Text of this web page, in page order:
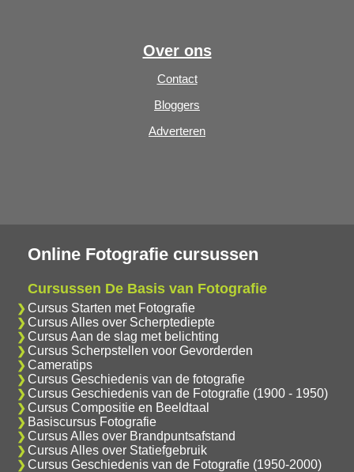
Over ons
Contact
Bloggers
Adverteren
Online Fotografie cursussen
Cursussen De Basis van Fotografie
Cursus Starten met Fotografie
Cursus Alles over Scherptediepte
Cursus Aan de slag met belichting
Cursus Scherpstellen voor Gevorderden
Cameratips
Cursus Geschiedenis van de fotografie
Cursus Geschiedenis van de Fotografie (1900 - 1950)
Cursus Compositie en Beeldtaal
Basiscursus Fotografie
Cursus Alles over Brandpuntsafstand
Cursus Alles over Statiefgebruik
Cursus Geschiedenis van de Fotografie (1950-2000)